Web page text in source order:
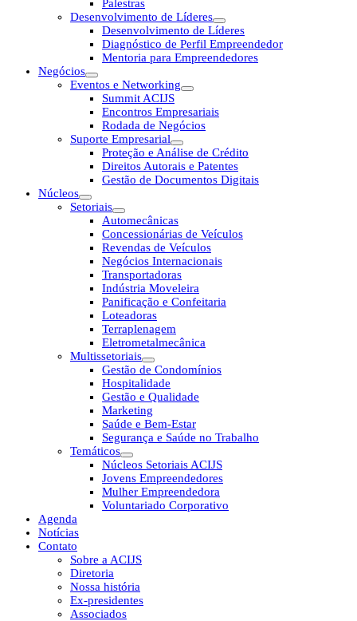
Palestras
Desenvolvimento de Líderes
Desenvolvimento de Líderes
Diagnóstico de Perfil Empreendedor
Mentoria para Empreendedores
Negócios
Eventos e Networking
Summit ACIJS
Encontros Empresariais
Rodada de Negócios
Suporte Empresarial
Proteção e Análise de Crédito
Direitos Autorais e Patentes
Gestão de Documentos Digitais
Núcleos
Setoriais
Automecânicas
Concessionárias de Veículos
Revendas de Veículos
Negócios Internacionais
Transportadoras
Indústria Moveleira
Panificação e Confeitaria
Loteadoras
Terraplenagem
Eletrometalmecânica
Multissetoriais
Gestão de Condomínios
Hospitalidade
Gestão e Qualidade
Marketing
Saúde e Bem-Estar
Segurança e Saúde no Trabalho
Temáticos
Núcleos Setoriais ACIJS
Jovens Empreendedores
Mulher Empreendedora
Voluntariado Corporativo
Agenda
Notícias
Contato
Sobre a ACIJS
Diretoria
Nossa história
Ex-presidentes
Associados